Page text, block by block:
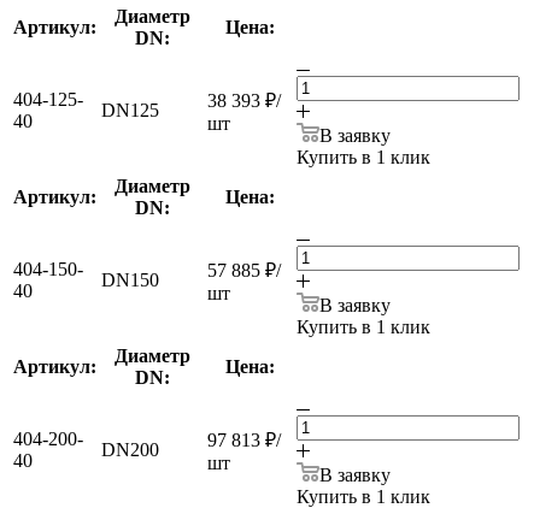
Артикул:
Диаметр
DN:
Цена:
404-125-
40
DN125 38 393 ₽/
шт
В заявку
Купить в 1 клик
Артикул:
Диаметр
DN:
Цена:
404-150-
40
DN150 57 885 ₽/
шт
В заявку
Купить в 1 клик
Артикул:
Диаметр
DN:
Цена:
404-200-
40
DN200 97 813 ₽/
шт
В заявку
Купить в 1 клик